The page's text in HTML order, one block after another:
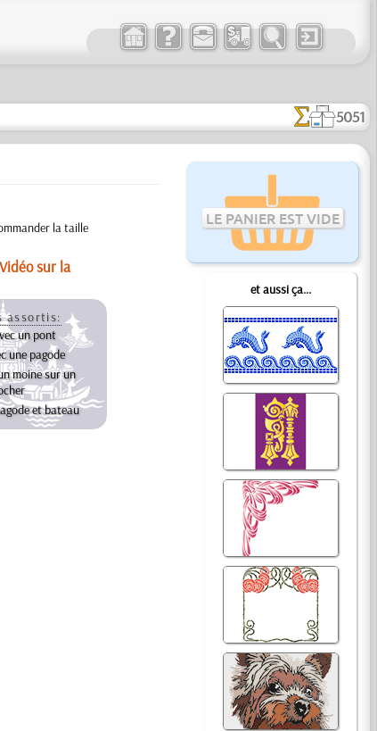
5051
LE PANIER EST VIDE
et aussi ça...
la taille
sur la
assortis:
un pont
une pagode
moine sur un
et bateau